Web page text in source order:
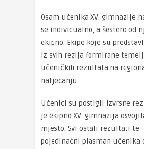
Osam učenika XV. gimnazije
se individualno, a šestero od
ekipno. Ekipe koje su
iz svih regija formirane
učeničkih rezultata na
natjecanju.
Učenici su postigli izvrsne
je ekipno XV. gimnazija
mjesto. Svi ostali rezultati te
pojedinačni plasman učenika